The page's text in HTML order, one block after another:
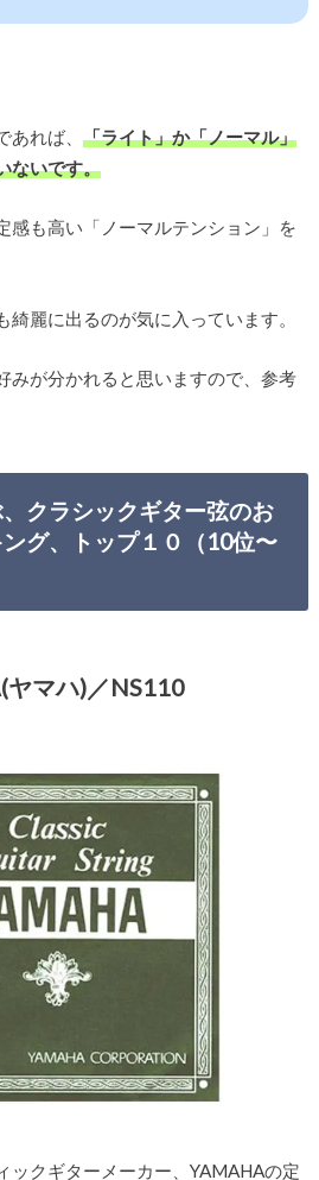
れば、 「ライト」か「ノーマル」
ないです。
感も高い「ノーマルテンション」を
麗に出るのが気に入っています。
みが分かれると思いますので、参考
クラシックギター弦のお
グ、トップ１０（10位〜
マハ)／NS110
ックギターメーカー、YAMAHAの定